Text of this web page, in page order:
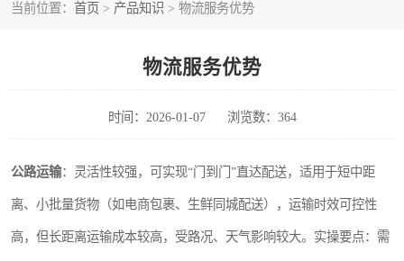
当前位置： 首页 > 产品知识 > 物流服务优势
物流服务优势
时间：2026-01-07 浏览数：364
公路运输：灵活性较强，可实现“门到门”直达配送，适用于短中距
离、小批量货物（如电商包裹、生鲜同城配送），运输时效可控性
高，但长距离运输成本较高，受路况、天气影响较大。实操要点：需
机械零部件运输